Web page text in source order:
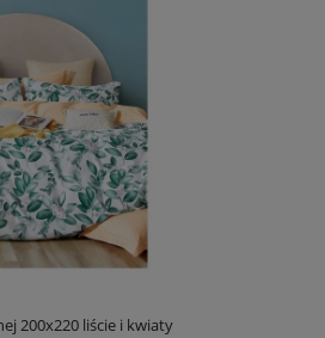
200x220 liście i kwiaty